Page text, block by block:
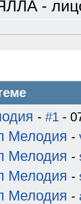
-
- #1 -
Мелодия -
Мелодия -
Мелодия -
Мелодия -